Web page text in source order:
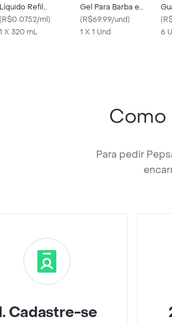
Líquido Refil
Amazonian
(R$0.0752/ml)
1 X 320 mL
Gel Para Barba e
Bigode
(R$69.99/und)
1 X 1 Und
(
6
Como
Para pedir
. Cadastre-se